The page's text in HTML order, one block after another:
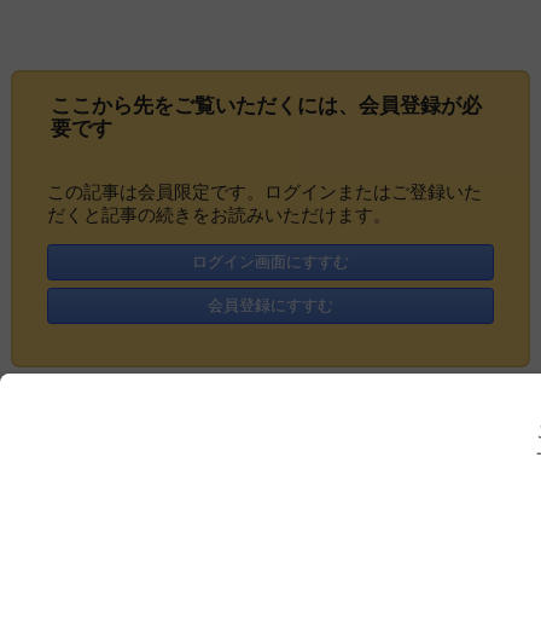
ここから先をご覧いただくには、 会員登録が必
要です
この記事は会員限定です。ログインまたはご登録いた
だくと記事の続きをお読みいただけます。
ログイン画面にすすむ
会員登録にすすむ